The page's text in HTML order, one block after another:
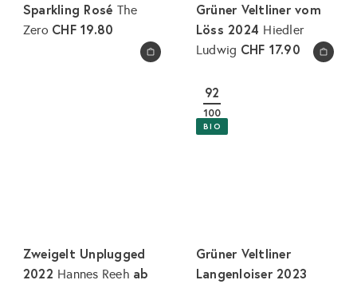
In den Warenkorb legen
Sparkling Rosé The
Zero CHF 19.80
In den Warenkorb legen
Grüner Veltliner vom
Löss 2024 Hiedler
Ludwig CHF 17.90
Zweigelt Unplugged
2022 Hannes Reeh ab
92
100
BIO
Grüner Veltliner
Langenloiser 2023